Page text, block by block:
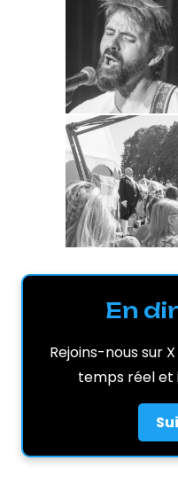
En
Rejoins-nous sur
temps réel et